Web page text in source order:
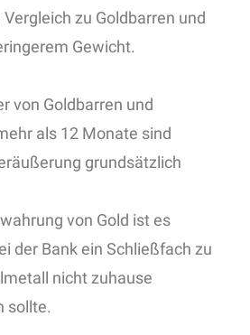
zu Goldbarren und
Gewicht.
von Goldbarren und
als 12 Monate sind
grundsätzlich
von Gold ist es
der Bank ein Schließfach zu
nicht zuhause
sollte.